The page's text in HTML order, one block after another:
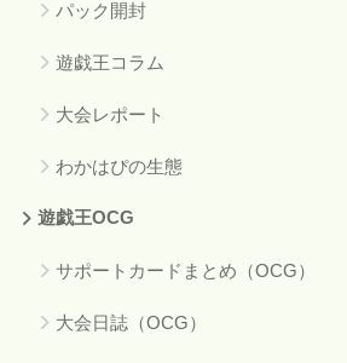
パック開封
遊戯王コラム
大会レポート
わかはぴの生態
遊戯王OCG
サポートカードまとめ（OCG）
大会日誌（OCG）